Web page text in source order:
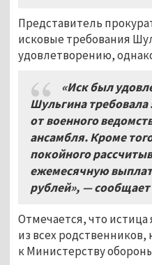
Представитель
исковые требования
удовлетворению,
«Иск был
Шульгина требовала
от военного
ансамбля.Кроме
покойного
ежемесячную
рублей», — сообщает
Отмечается, что
из всех родственников,
к Министерству